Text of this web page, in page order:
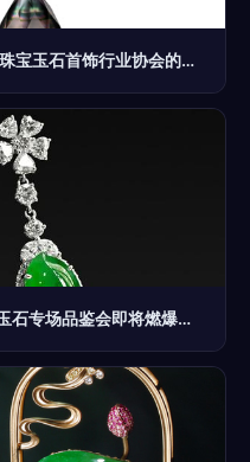
珠玉千年韵，鉴定匠心传 记中国珠宝玉石首饰行业协会的角色与担当
绿艳冰姿--徐东古玩城翡翠珠宝玉石专场品鉴会即将燃爆春日